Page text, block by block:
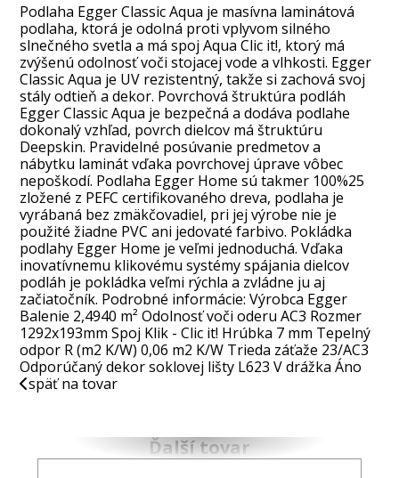
Podlaha Egger Classic Aqua je masívna laminátová
podlaha, ktorá je odolná proti vplyvom silného
slnečného svetla a má spoj Aqua Clic it!, ktorý má
zvýšenú odolnosť voči stojacej vode a vlhkosti. Egger
Classic Aqua je UV rezistentný, takže si zachová svoj
stály odtieň a dekor. Povrchová štruktúra podláh
Egger Classic Aqua je bezpečná a dodáva podlahe
dokonalý vzhľad, povrch dielcov má štruktúru
Deepskin. Pravidelné posúvanie predmetov a
nábytku laminát vďaka povrchovej úprave vôbec
nepoškodí. Podlaha Egger Home sú takmer 100%25
zložené z PEFC certifikovaného dreva, podlaha je
vyrábaná bez zmäkčovadiel, pri jej výrobe nie je
použité žiadne PVC ani jedovaté farbivo. Pokládka
podlahy Egger Home je veľmi jednoduchá. Vďaka
inovatívnemu klikovému systémy spájania dielcov
podláh je pokládka veľmi rýchla a zvládne ju aj
začiatočník. Podrobné informácie: Výrobca Egger
Balenie 2,4940 m² Odolnosť voči oderu AC3 Rozmer
1292x193mm Spoj Klik - Clic it! Hrúbka 7 mm Tepelný
odpor R (m2 K/W) 0,06 m2 K/W Trieda záťaže 23/AC3
Odporúčaný dekor soklovej lišty L623 V drážka Áno
späť na tovar
Ďalší tovar